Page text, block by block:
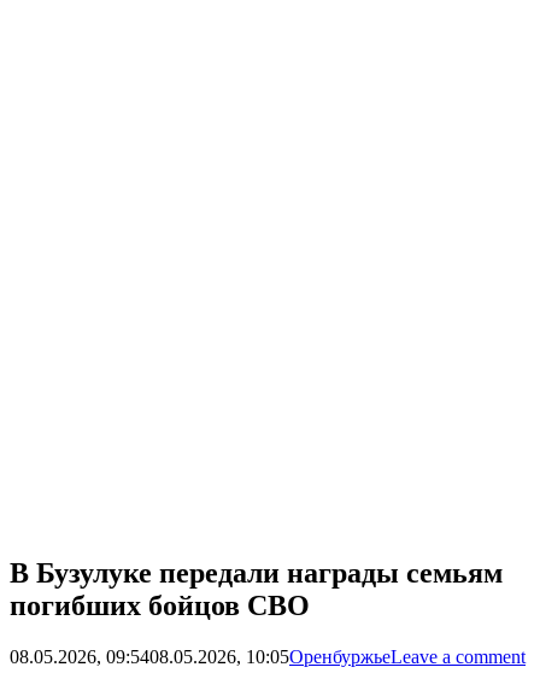
В Бузулуке передали награды семьям
погибших бойцов СВО
08.05.2026, 09:5408.05.2026, 10:05ОренбуржьеLeave a comment